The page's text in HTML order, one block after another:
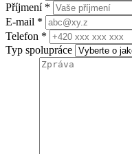
Příjmení *
E-mail *
Telefon *
Typ spolupráce